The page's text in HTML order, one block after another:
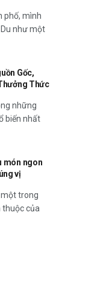
phố, mình
như một
Gốc,
Thức
những
biến nhất
món ngon
vị
trong
của